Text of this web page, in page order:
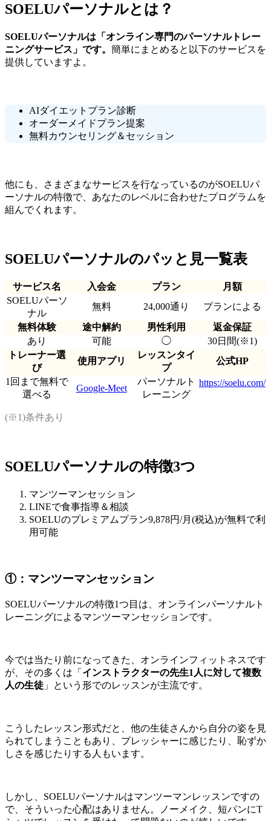
SOELUパーソナルとは？
SOELUパーソナルは「オンライン専門のパーソナルトレー
ニングサービス」です。 簡単にまとめると以下のサービスを
提供していますよ。
AIダイエットプラン診断
オーダーメイドプラン提案
無料カウンセリング＆セッション
他にも、さまざまなサービスを行なっているのがSOELUパ
ーソナルの特徴で、あなたのレベルに合わせたプログラムを
組んでくれます。
SOELUパーソナルのパッと見一覧表
サービス名 入会金 プラン
月額
SOELUパーソ
ナル
無料 24,000通り
プランによる
無料体験
途中解約 男性利用
返金保証
あり
可能 ◯
30日間(※1)
トレーナー選
び
使用アプリ
レッスンタイ
プ
公式HP
1回まで無料で
選べる
Google-Meet
パーソナルト
レーニング
https://soelu.com/
(※1)条件あり
SOELUパーソナルの特徴3つ
マンツーマンセッション
LINEで食事指導＆相談
SOELUのプレミアムプラン9,878円/月(税込)が無料で利
用可能
①：マンツーマンセッション
SOELUパーソナルの特徴1つ目は、 オンラインパーソナルト
レーニングによるマンツーマンセッションです。
今では当たり前になってきた、オンラインフィットネスです
が、その多くは「 インストラクターの先生1人に対して複数
人の生徒 」という形でのレッスンが主流です。
こうしたレッスン形式だと、他の生徒さんから自分の姿を見
られてしまうこともあり、プレッシャーに感じたり、恥ずか
しさを感じたりする人もいます。
しかし、SOELUパーソナルはマンツーマンレッスンですの
で、そういった心配はありません。ノーメイク、短パンにT